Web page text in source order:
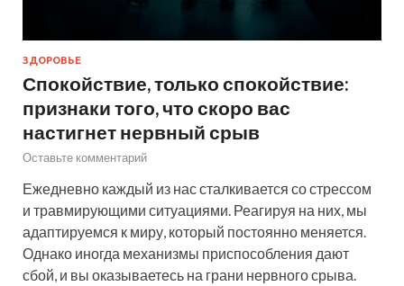
ЗДОРОВЬЕ
Спокойствие, только спокойствие:
признаки того, что скоро вас
настигнет нервный срыв
Оставьте комментарий
Ежедневно каждый из нас сталкивается со стрессом
и травмирующими ситуациями. Реагируя на них, мы
адаптируемся к миру, который постоянно меняется.
Однако иногда механизмы приспособления дают
сбой, и вы оказываетесь на грани нервного срыва.